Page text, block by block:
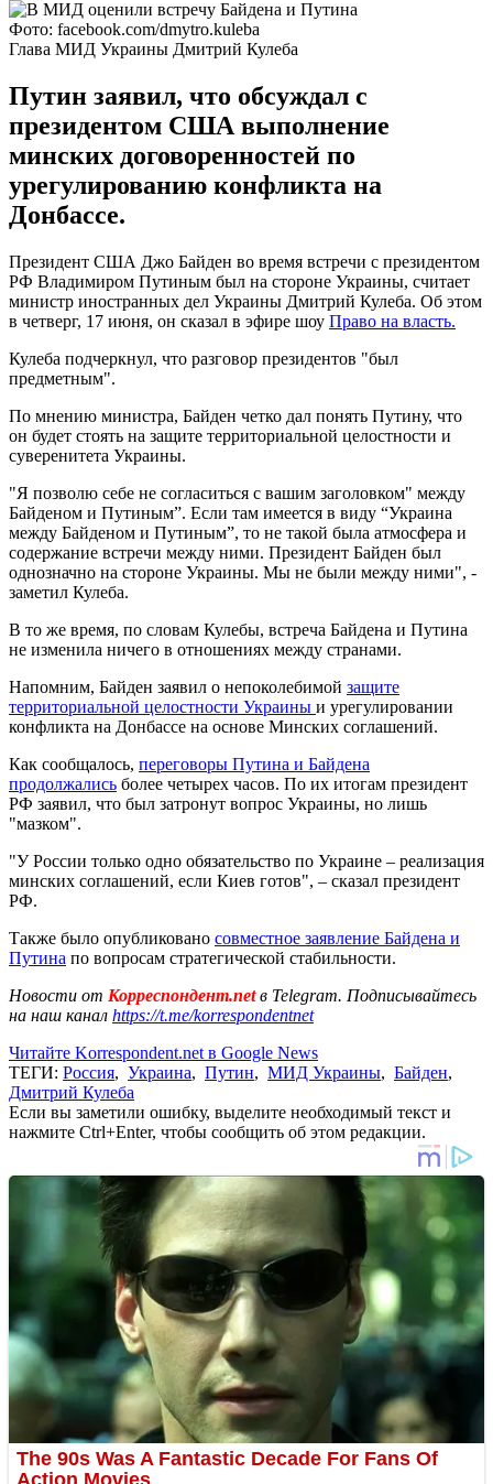
Фото: facebook.com/dmytro.kuleba
Глава МИД Украины Дмитрий Кулеба
Путин заявил, что обсуждал с
президентом США выполнение
минских договоренностей по
урегулированию конфликта на
Донбассе.
Президент США Джо Байден во время встречи с президентом
РФ Владимиром Путиным был на стороне Украины, считает
министр иностранных дел Украины Дмитрий Кулеба. Об этом
в четверг, 17 июня, он сказал в эфире шоу Право на власть.
Кулеба подчеркнул, что разговор президентов "был
предметным".
По мнению министра, Байден четко дал понять Путину, что
он будет стоять на защите территориальной целостности и
суверенитета Украины.
"Я позволю себе не согласиться с вашим заголовком" между
Байденом и Путиным”. Если там имеется в виду “Украина
между Байденом и Путиным”, то не такой была атмосфера и
содержание встречи между ними. Президент Байден был
однозначно на стороне Украины. Мы не были между ними", -
заметил Кулеба.
В то же время, по словам Кулебы, встреча Байдена и Путина
не изменила ничего в отношениях между странами.
Напомним, Байден заявил о непоколебимой защите
территориальной целостности Украины и урегулировании
конфликта на Донбассе на основе Минских соглашений.
Как сообщалось, переговоры Путина и Байдена
продолжались более четырех часов. По их итогам президент
РФ заявил, что был затронут вопрос Украины, но лишь
"мазком".
"У России только одно обязательство по Украине – реализация
минских соглашений, если Киев готов", – сказал президент
РФ.
Также было опубликовано совместное заявление Байдена и
Путина по вопросам стратегической стабильности.
Новости от Корреспондент.netв Telegram. Подписывайтесь
на наш канал https://t.me/korrespondentnet
Читайте Korrespondent.net в Google News
ТЕГИ: Россия, Украина, Путин, МИД Украины, Байден,
Дмитрий Кулеба
Если вы заметили ошибку, выделите необходимый текст и
нажмите Ctrl+Enter, чтобы сообщить об этом редакции.